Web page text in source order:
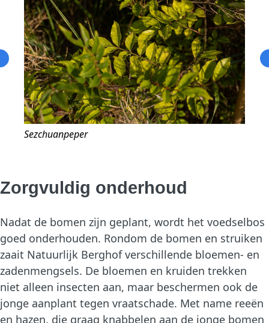
Sezchuanpeper
Zorgvuldig onderhoud
Nadat de bomen zijn geplant, wordt het voedselbos
goed onderhouden. Rondom de bomen en struiken
zaait Natuurlijk Berghof verschillende bloemen- en
zadenmengsels. De bloemen en kruiden trekken
niet alleen insecten aan, maar beschermen ook de
jonge aanplant tegen vraatschade. Met name reeën
en hazen, die graag knabbelen aan de jonge bomen